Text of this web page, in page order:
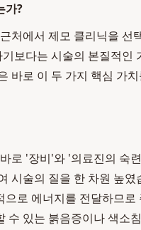
가?
처에서 제모 클리닉을 선
보다는 시술의 본질적인
바로 이 두 가지 핵심 가
로 '장비'와 '의료진의 숙
시술의 질을 한 차원 높
로 에너지를 전달하므
수 있는 붉음증이나 색소